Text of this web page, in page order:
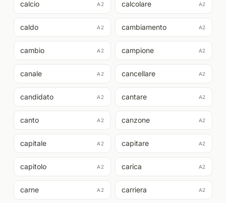
calcio A2 calcolare A2
caldo A2 cambiamento A2
cambio A2 campione A2
canale A2 cancellare A2
candidato A2 cantare A2
canto A2 canzone A2
capitale A2 capitare A2
capitolo A2 carica A2
carne A2 carriera A2